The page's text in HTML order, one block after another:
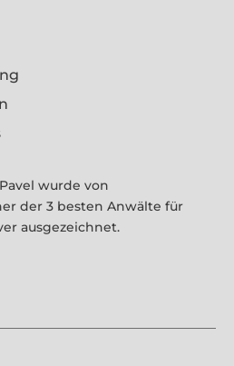
wurde von
der 3 besten Anwälte für
ausgezeichnet.